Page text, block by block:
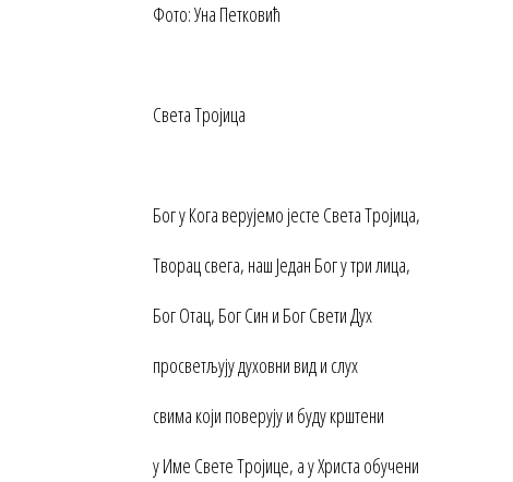
Фото: Уна Петковић
Светa Тројица
Бог у Кога верујемо јесте Света Тројица,
Творац свега, наш Један Бог у три лица,
Бог Отац, Бог Син и Бог Свети Дух
просветљују духовни вид и слух
свима који поверују и буду крштени
у Име Свете Тројице, а у Христа обучени